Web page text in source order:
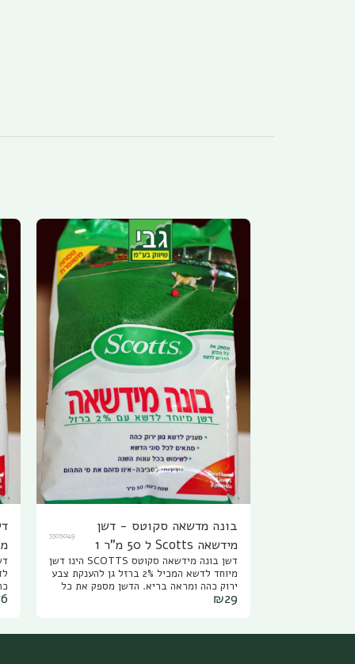
בונה מדשאה סקוטס - דשן
מידשאה Scotts ל 50 מ"ר 1
ק"ג
3305049
דשן בונה מידשאה סקוטס SCOTTS הינו דשן
מיוחד לדשא המכיל 2% ברזל גן להענקת צבע
ירוק כהה ומראה בריא. הדשן מספק את כל
המזון הדרוש לדשא, הוא מתאים לכל סוגי
את מי התהום. מומלץ לדשן את המדשאה עם
₪29